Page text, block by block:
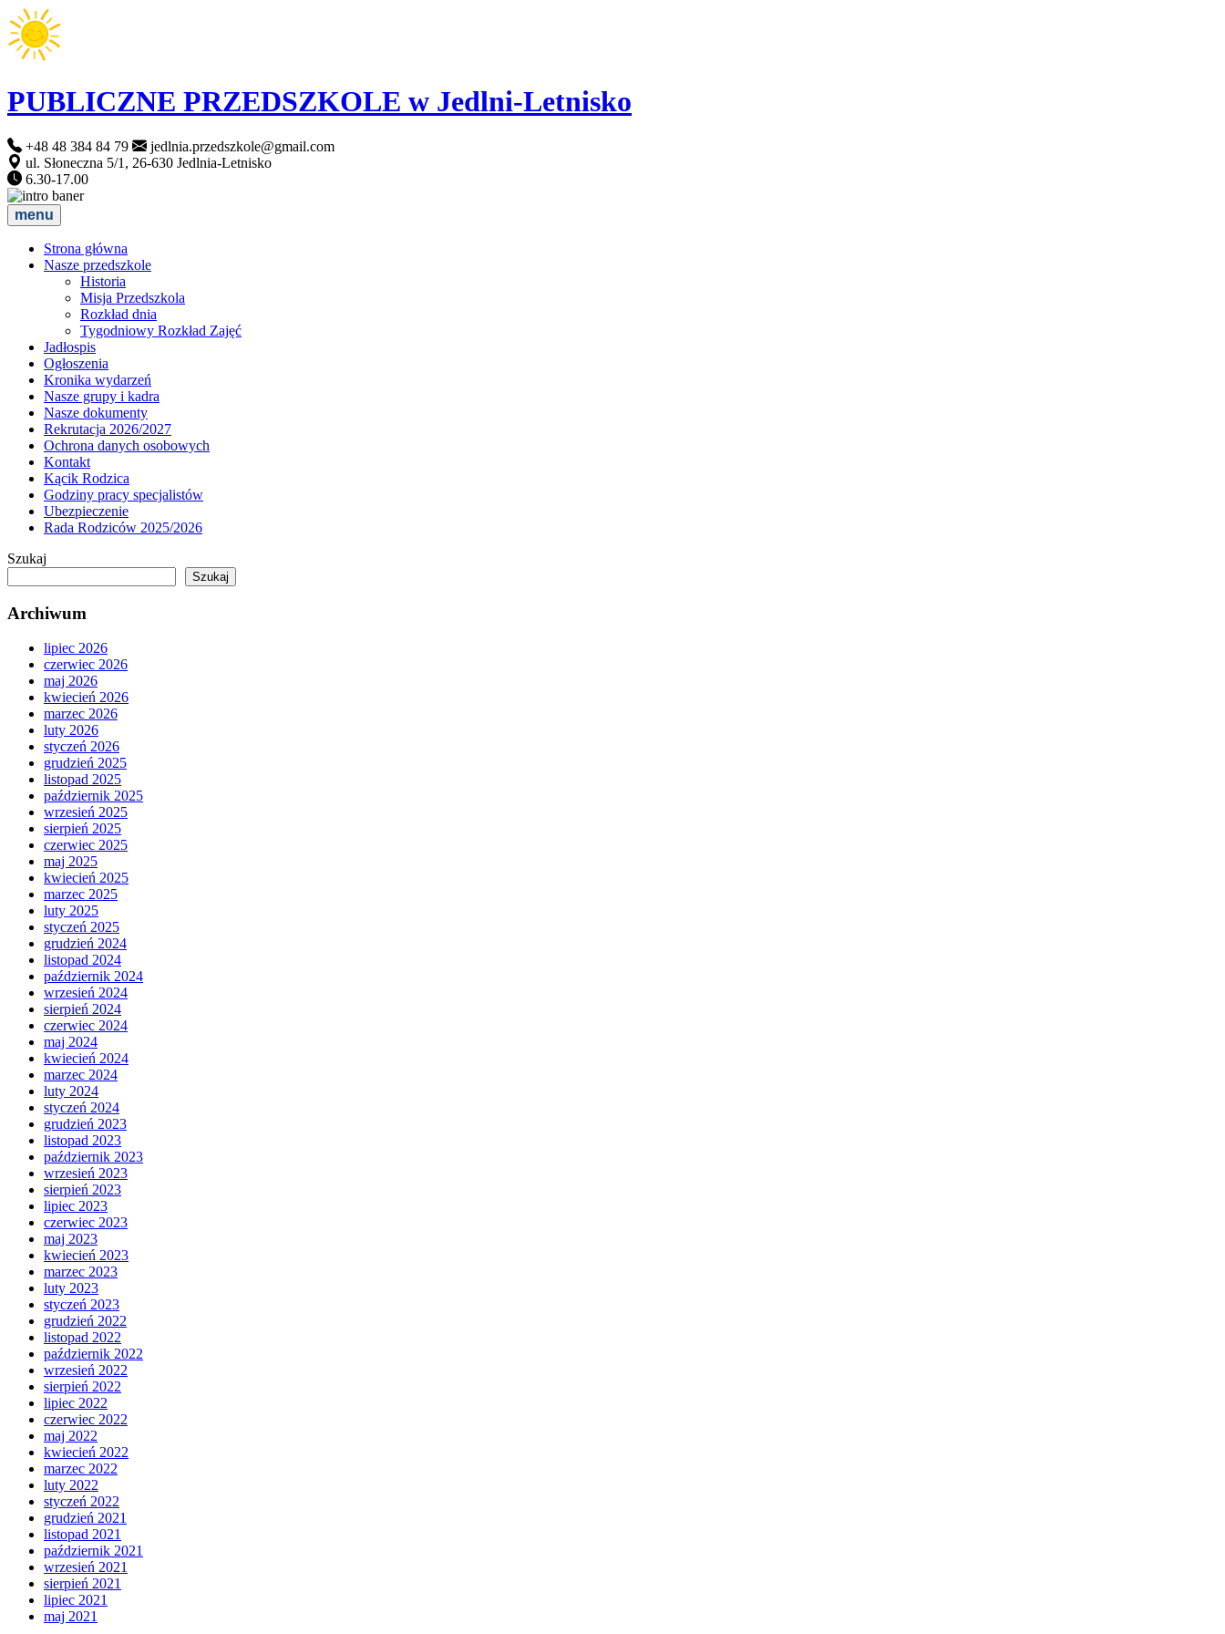
PUBLICZNE PRZEDSZKOLE w Jedlni-Letnisko
+48 48 384 84 79
jedlnia.przedszkole@gmail.com
ul. Słoneczna 5/1, 26-630 Jedlnia-Letnisko
6.30-17.00
menu
Strona główna
Nasze przedszkole
Historia
Misja Przedszkola
Rozkład dnia
Tygodniowy Rozkład Zajęć
Jadłospis
Ogłoszenia
Kronika wydarzeń
Nasze grupy i kadra
Nasze dokumenty
Rekrutacja 2026/2027
Ochrona danych osobowych
Kontakt
Kącik Rodzica
Godziny pracy specjalistów
Ubezpieczenie
Rada Rodziców 2025/2026
Szukaj
Szukaj
Archiwum
lipiec 2026
czerwiec 2026
maj 2026
kwiecień 2026
marzec 2026
luty 2026
styczeń 2026
grudzień 2025
listopad 2025
październik 2025
wrzesień 2025
sierpień 2025
czerwiec 2025
maj 2025
kwiecień 2025
marzec 2025
luty 2025
styczeń 2025
grudzień 2024
listopad 2024
październik 2024
wrzesień 2024
sierpień 2024
czerwiec 2024
maj 2024
kwiecień 2024
marzec 2024
luty 2024
styczeń 2024
grudzień 2023
listopad 2023
październik 2023
wrzesień 2023
sierpień 2023
lipiec 2023
czerwiec 2023
maj 2023
kwiecień 2023
marzec 2023
luty 2023
styczeń 2023
grudzień 2022
listopad 2022
październik 2022
wrzesień 2022
sierpień 2022
lipiec 2022
czerwiec 2022
maj 2022
kwiecień 2022
marzec 2022
luty 2022
styczeń 2022
grudzień 2021
listopad 2021
październik 2021
wrzesień 2021
sierpień 2021
lipiec 2021
maj 2021